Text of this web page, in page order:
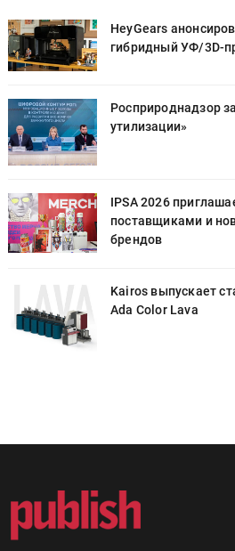
HeyGears
гибридный УФ/3D-
Росприроднадзор
утилизации»
IPSA 2026
поставщиками и
брендов
Kairos выпускает
Ada Color Lava